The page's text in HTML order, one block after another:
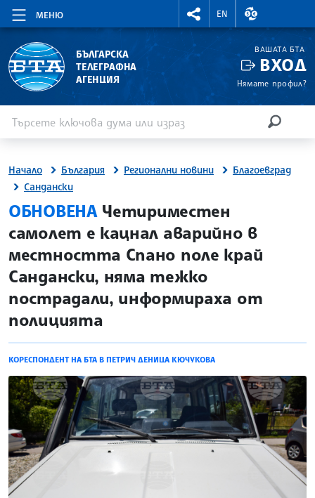
МЕНЮ
RIGHTMENU.SOCIAL
EN
ВАЛУТНИ
БЪЛГАРСКА
ТЕЛЕГРАФНА
АГЕНЦИЯ
ВАШАТА БТА
ВХОД
Нямате профил?
Начало България Регионални новини
Благоевград
Сандански
site.bta
ОБНОВЕНАЧетириместен
самолет е кацнал аварийно в
местността Спано поле край
Сандански, няма тежко
пострадали, информираха от
полицията
КОРЕСПОНДЕНТ НА БТА В ПЕТРИЧ ДЕНИЦА КЮЧУКОВА